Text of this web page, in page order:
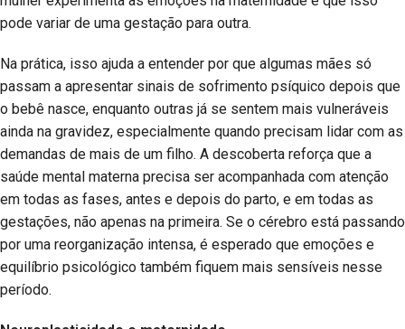
pode variar de uma gestação para outra.
Na prática, isso ajuda a entender por que algumas mães só
passam a apresentar sinais de sofrimento psíquico depois que
o bebê nasce, enquanto outras já se sentem mais vulneráveis
ainda na gravidez, especialmente quando precisam lidar com as
demandas de mais de um filho. A descoberta reforça que a
saúde mental materna precisa ser acompanhada com atenção
em todas as fases, antes e depois do parto, e em todas as
gestações, não apenas na primeira. Se o cérebro está passando
por uma reorganização intensa, é esperado que emoções e
equilíbrio psicológico também fiquem mais sensíveis nesse
período.